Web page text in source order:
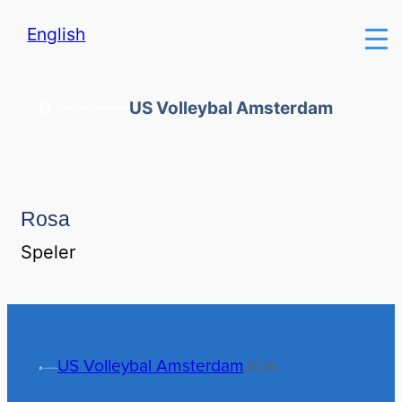
English
US Volleybal Amsterdam
Rosa
Speler
US Volleybal Amsterdam2026